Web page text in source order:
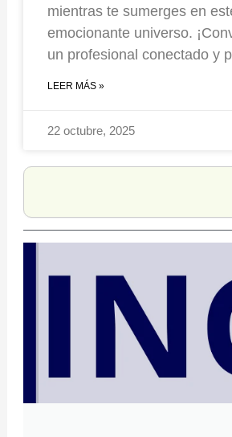
mientras te sumerges en
emocionante universo.
un profesional conectado y
LEER MÁS »
22 octubre, 2025
Search